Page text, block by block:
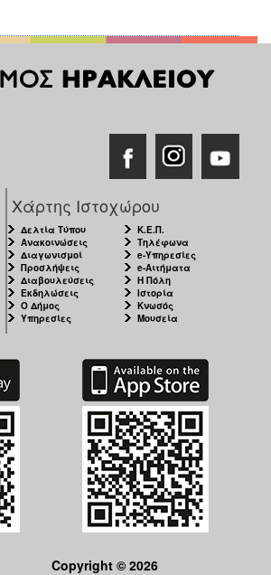
Χάρτης Ιστοχώρου
Δελτία Τύπου
Ανακοινώσεις
Διαγωνισμοί
Προσλήψεις
Διαβουλεύσεις
Εκδηλώσεις
Ο Δήμος
Υπηρεσίες
Κ.Ε.Π.
Τηλέφωνα
e-Υπηρεσίες
e-Αιτήματα
Η Πόλη
Ιστορία
Κνωσός
Μουσεία
Copyright © 2026